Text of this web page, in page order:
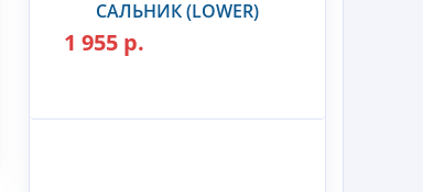
САЛЬНИК (LOWER)
1 955 р.